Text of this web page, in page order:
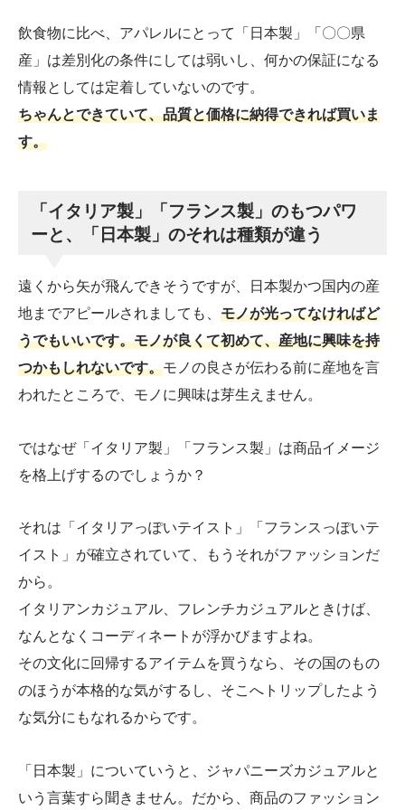
飲食物に比べ、アパレルにとって「日本製」「〇〇県
産」は差別化の条件にしては弱いし、何かの保証になる
情報としては定着していないのです。
ちゃんとできていて、品質と価格に納得できれば買いま
す。
「イタリア製」「フランス製」のもつパワ
ーと、「日本製」のそれは種類が違う
遠くから矢が飛んできそうですが、日本製かつ国内の産
地までアピールされましても、 モノが光ってなければど
うでもいいです。モノが良くて初めて、産地に興味を持
つかもしれないです。モノの良さが伝わる前に産地を言
われたところで、モノに興味は芽生えません。
ではなぜ「イタリア製」「フランス製」は商品イメージ
を格上げするのでしょうか？
それは「イタリアっぽいテイスト」「フランスっぽいテ
イスト」が確立されていて、もうそれがファッションだ
から。
イタリアンカジュアル、フレンチカジュアルときけば、
なんとなくコーディネートが浮かびますよね。
その文化に回帰するアイテムを買うなら、その国のもの
のほうが本格的な気がするし、そこへトリップしたよう
な気分にもなれるからです。
「日本製」についていうと、ジャパニーズカジュアルと
いう言葉すら聞きません。だから、商品のファッション